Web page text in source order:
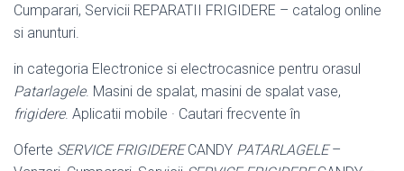
Cumparari, Servicii REPARATII FRIGIDERE – catalog online
si anunturi.
in categoria Electronice si electrocasnice pentru orasul
Patarlagele. Masini de spalat, masini de spalat vase,
frigidere. Aplicatii mobile · Cautari frecvente în
Oferte SERVICE FRIGIDERECANDY PATARLAGELE–